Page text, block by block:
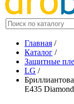
Главная /
Каталог /
Защитные
LG /
E435 Diamond